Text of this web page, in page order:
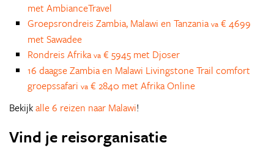
met AmbianceTravel
Groepsrondreis Zambia, Malawi en Tanzania va € 4699
met Sawadee
Rondreis Afrika va € 5945 met Djoser
16 daagse Zambia en Malawi Livingstone Trail comfort
groepssafari va € 2840 met Afrika Online
Bekijkalle 6 reizen naar Malawi!
Vind je reisorganisatie